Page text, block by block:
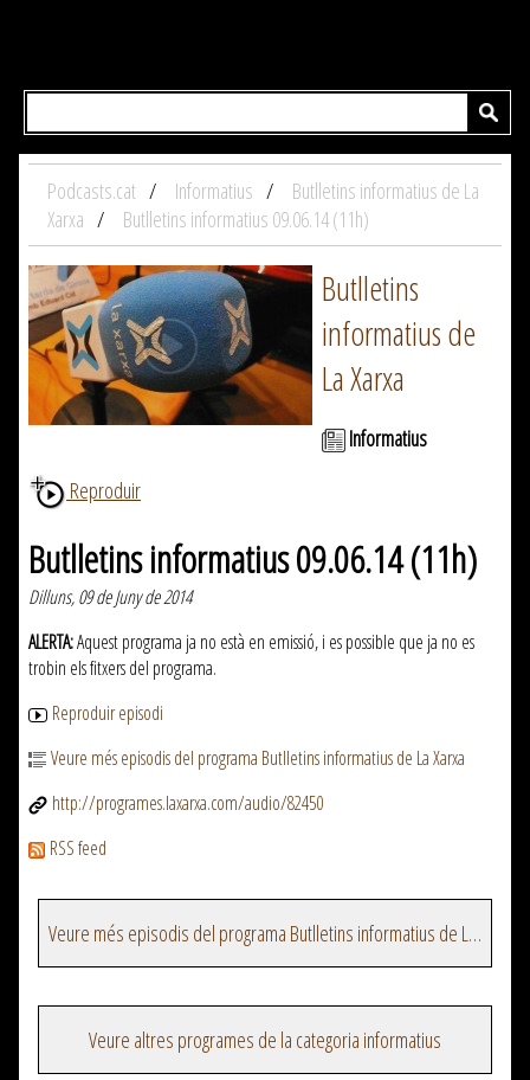
Podcasts.cat Informatius
Butlletins informatius de La
Xarxa
Butlletins informatius 09.06.14 (11h)
Butlletins
informatius de
La Xarxa
Informatius
Reproduir
Butlletins informatius 09.06.14 (11h)
Dilluns, 09 de Juny de 2014
ALERTA:Aquest programa ja no està en emissió, i es possible que ja no es
trobin els fitxers del programa.
Reproduir episodi
Veure més episodis del programa Butlletins informatius de La Xarxa
http://programes.laxarxa.com/audio/82450
RSS feed
Veure més episodis del programa Butlletins informatius de La Xarxa
Veure altres programes de la categoria informatius